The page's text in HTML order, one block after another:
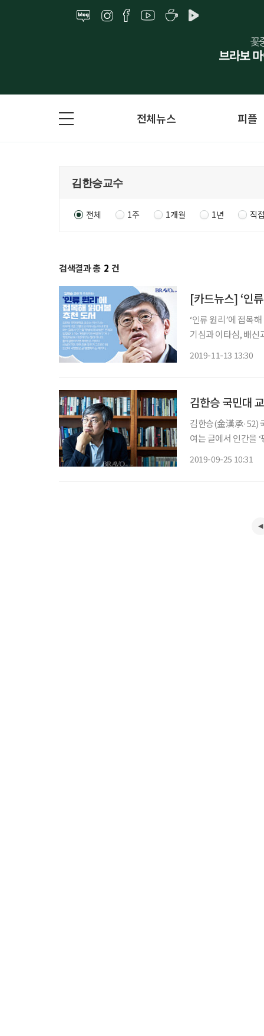
전체뉴스 피플
전체 1주 1개월 1년 직
검색결과 총 2 건
[카드뉴스] ‘인
‘인류 원리’에 접목해 읽어볼 추
기심과 이타심, 배신
2019-11-13 13:30
김한승 국민대
김한승(金漢承·52)
여는 글에서 인간을
2019-09-25 10:31